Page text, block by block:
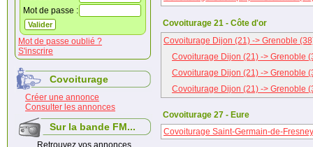
Mot de passe :
Mot de passe oublié ?
S'inscrire
Covoiturage
Créer une annonce
Consulter les annonces
Sur la bande FM...
Retrouvez vos annonces
Covoiturage 21 - Côte d'or
Covoiturage Dijon (21) -> Grenoble
Covoiturage Dijon (21) -> Grenoble
Covoiturage Dijon (21) -> Grenoble
Covoiturage Dijon (21) -> Grenoble
Covoiturage 27 - Eure
Covoiturage Saint-Germain-de-